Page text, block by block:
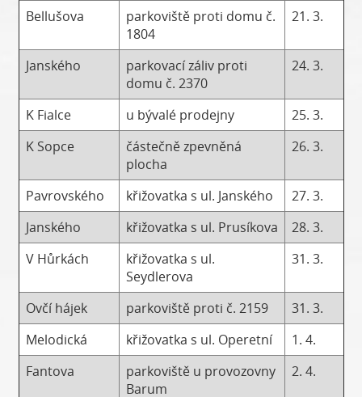
Bellušova
parkoviště proti domu č.
1804
21. 3.
Janského
parkovací záliv proti
domu č. 2370
24. 3.
K Fialce u bývalé prodejny
25. 3.
K Sopce
částečně zpevněná
plocha
26. 3.
Pavrovského křižovatka s ul. Janského
27. 3.
Janského
křižovatka s ul. Prusíkova
28. 3.
V Hůrkách
křižovatka s ul.
Seydlerova
31. 3.
Ovčí hájek parkoviště proti č. 2159
31. 3.
Melodická
křižovatka s ul. Operetní
1. 4.
Fantova
parkoviště u provozovny
Barum
2. 4.